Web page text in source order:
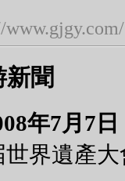
www.gjgy.com/
新聞
年7月7日
世界遺產